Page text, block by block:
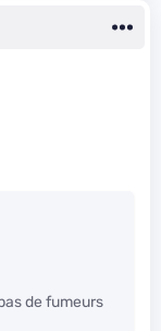
de fumeurs